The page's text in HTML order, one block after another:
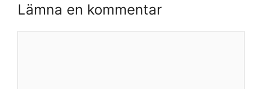
Lämna en kommentar